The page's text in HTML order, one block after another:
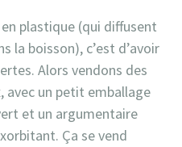
plastique (qui diffusent
la boisson), c’est d’avoir
Alors vendons des
avec un petit emballage
et un argumentaire
Ça se vend